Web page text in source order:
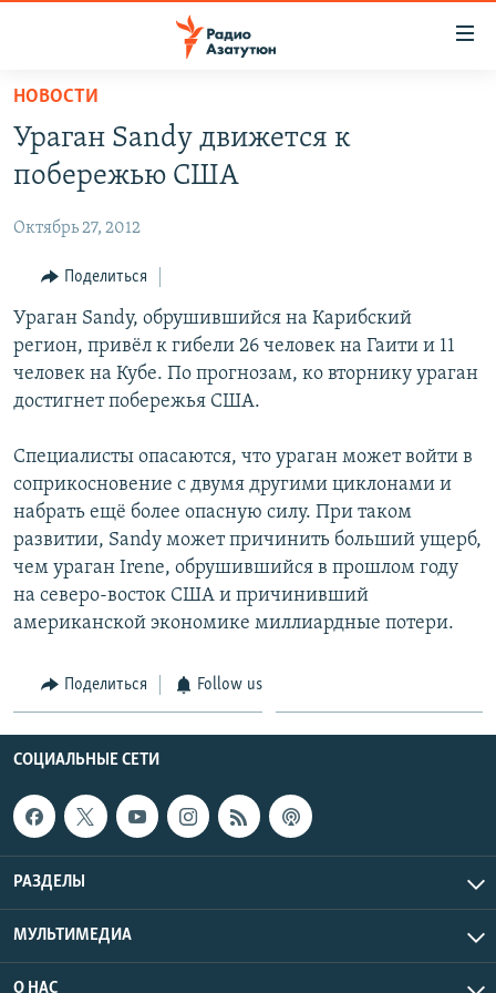
Перейти
основному
содержанию
Перейти
навигации
Перейти
поиску
НОВОСТИ
ПОЛИТИКА
ОБЩЕСТВО
ЭКОНОМИКА
РЕГИОН
НАГОРНЫЙ КАРАБАХ
КУЛЬТУРА
АРХИВ
Հայերեն
English
Русский
Все сайты Радио Азатутюн
НОВОСТИ
Ураган Sandy движется к
побережью США
Октябрь 27, 2012
Поделиться
Ураган Sandy, обрушившийся на Карибский
регион, привёл к гибели 26 человек на Гаити и 11
человек на Кубе. По прогнозам, ко вторнику ураган
достигнет побережья США.
Специалисты опасаются, что ураган может войти в
соприкосновение с двумя другими циклонами и
набрать ещё более опасную силу. При таком
развитии, Sandy может причинить больший ущерб,
чем ураган Irene, обрушившийся в прошлом году
на северо-восток США и причинивший
американской экономике миллиардные потери.
Поделиться Follow us
СОЦИАЛЬНЫЕ СЕТИ
РАЗДЕЛЫ
МУЛЬТИМЕДИА
О НАС